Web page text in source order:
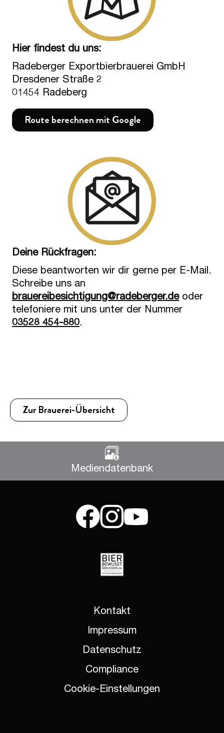
Hier findest du uns:
Radeberger Exportbierbrauerei GmbH
Dresdener Straße 2
01454 Radeberg
Route berechnen mit Google
Deine Rückfragen:
Diese beantworten wir dir gerne per E-Mail.
Schreibe uns an
brauereibesichtigung@radeberger.de​oder
telefoniere mit uns unter der Nummer
03528 454-880​.
Zur Brauerei-Übersicht
Mediendatenbank
Kontakt
Impressum
Datenschutz
Compliance
Cookie-Einstellungen